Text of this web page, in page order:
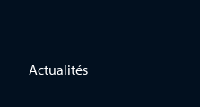
Actualités